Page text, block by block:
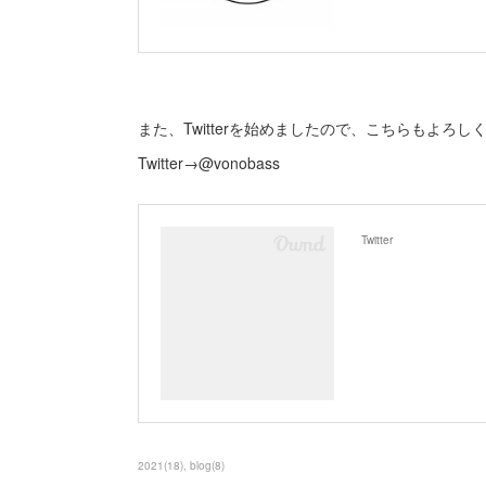
また、Twitterを始めましたので、こちらもよろしく
Twitter→@vonobass
Twitter
2021 (18) blog(8)